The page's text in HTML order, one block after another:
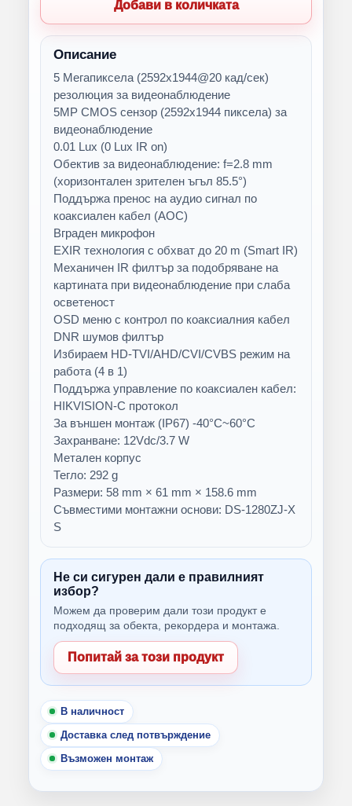
Добави в количката
Описание
5 Мегапиксела (2592х1944@20 кад/сек)
резолюция за видеонаблюдение
5MP CMOS сензор (2592x1944 пиксела) за
видеонаблюдение
0.01 Lux (0 Lux IR on)
Обектив за видеонаблюдение: f=2.8 mm
(хоризонтален зрителен ъгъл 85.5°)
Поддържа пренос на аудио сигнал по
коаксиален кабел (AOC)
Вграден микрофон
EXIR технология с обхват до 20 m (Smart IR)
Механичен IR филтър за подобряване на
картината при видеонаблюдение при слаба
осветеност
OSD меню с контрол по коаксиалния кабел
DNR шумов филтър
Избираем HD-TVI/AHD/CVI/CVBS режим на
работа (4 в 1)
Поддържа управление по коаксиален кабел:
HIKVISION-C протокол
За външен монтаж (IP67) -40°C~60°C
Захранване: 12Vdc/3.7 W
Метален корпус
Тегло: 292 g
Размери: 58 mm × 61 mm × 158.6 mm
Съвместими монтажни основи: DS-1280ZJ-X
S
Не си сигурен дали е правилният
избор?
Можем да проверим дали този продукт е
подходящ за обекта, рекордера и монтажа.
Попитай за този продукт
В наличност
Доставка след потвърждение
Възможен монтаж